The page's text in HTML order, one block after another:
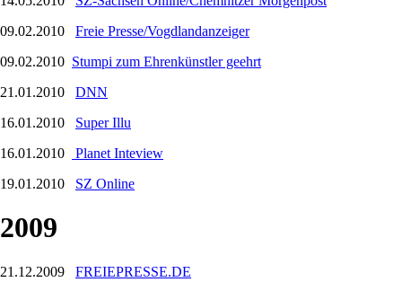
09.02.2010 Freie Presse/Vogdlandanzeiger
09.02.2010 Stumpi zum Ehrenkünstler geehrt
21.01.2010 DNN
16.01.2010 Super Illu
16.01.2010
Planet Inteview
19.01.2010 SZ Online
2009
21.12.2009 FREIEPRESSE.DE